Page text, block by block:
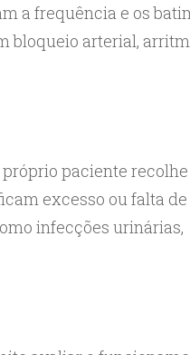
a frequência e os
bloqueio arterial,
paciente recolhe
excesso ou falta de
infecções urinárias,